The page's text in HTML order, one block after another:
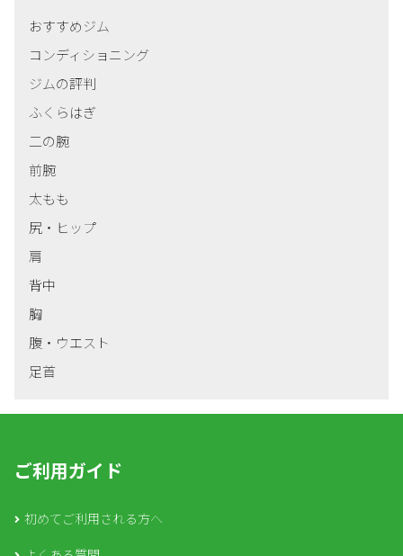
おすすめジム
コンディショニング
ジムの評判
ふくらはぎ
二の腕
前腕
太もも
尻・ヒップ
肩
背中
胸
腹・ウエスト
足首
ご利用ガイド
初めてご利用される方へ